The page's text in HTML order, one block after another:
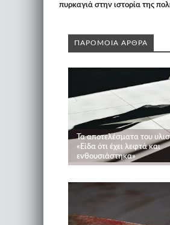
πυρκαγιά στην ιστορία της
ΠΑΡΟΜΟΙΑ ΑΡΘΡΑ
Τα αποτελέσματα του
«Είδα ότι έχει λεφτά και
ενθουσιάστηκα»